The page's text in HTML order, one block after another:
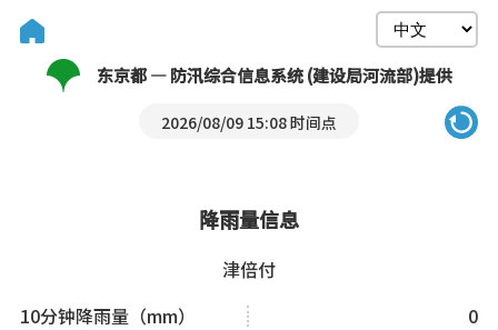
东京都 — 防汛综合信息系统 (建设局河流部)提供
2026/08/09 15:08 时间点
降雨量信息
津倍付
10分钟降雨量（mm）
0